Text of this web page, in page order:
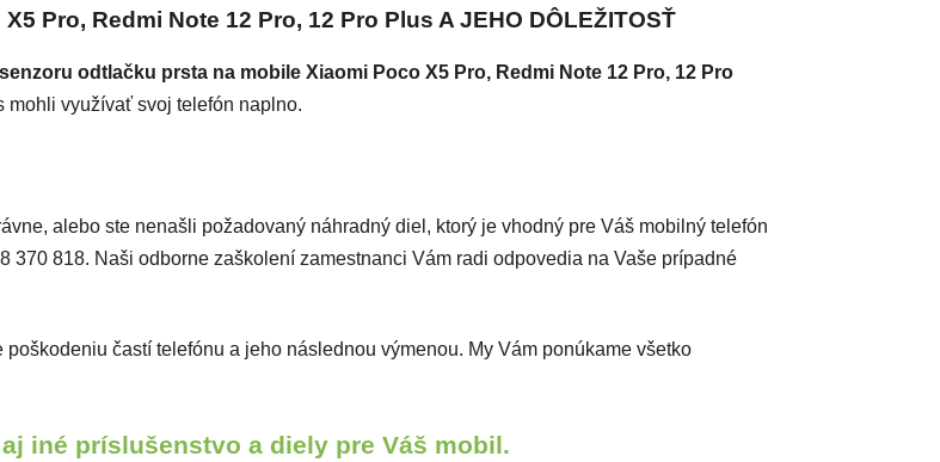
Pro, Redmi Note 12 Pro, 12 Pro Plus A JEHO DÔLEŽITOSŤ
odtlačku prsta na mobile Xiaomi Poco X5 Pro, Redmi Note 12 Pro, 12 Pro
mohli využívať svoj telefón naplno.
alebo ste nenašli požadovaný náhradný diel, ktorý je vhodný pre Váš mobilný telefón
370 818. Naši odborne zaškolení zamestnanci Vám radi odpovedia na Vaše prípadné
poškodeniu častí telefónu a jeho následnou výmenou. My Vám ponúkame všetko
iné príslušenstvo a diely pre Váš mobil.